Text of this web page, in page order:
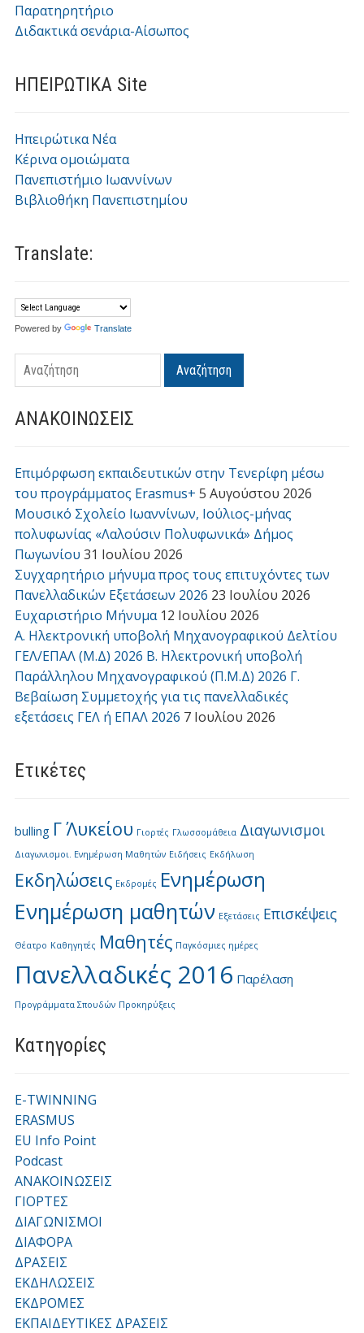
Παρατηρητήριο
Διδακτικά σενάρια-Αίσωπος
ΗΠΕΙΡΩΤΙΚΑ Site
Ηπειρώτικα Νέα
Κέρινα ομοιώματα
Πανεπιστήμιο Ιωαννίνων
Βιβλιοθήκη Πανεπιστημίου
Translate:
Powered by Translate
Αναζήτηση
ΑΝΑΚΟΙΝΩΣΕΙΣ
Επιμόρφωση εκπαιδευτικών στην Τενερίφη μέσω
του προγράμματος Erasmus+ 5 Αυγούστου 2026
Μουσικό Σχολείο Ιωαννίνων, Ιούλιος-μήνας
πολυφωνίας «Λαλούσιν Πολυφωνικά» Δήμος
Πωγωνίου 31 Ιουλίου 2026
Συγχαρητήριο μήνυμα προς τους επιτυχόντες των
Πανελλαδικών Εξετάσεων 2026 23 Ιουλίου 2026
Ευχαριστήριο Μήνυμα 12 Ιουλίου 2026
Α. Ηλεκτρονική υποβολή Μηχανογραφικού Δελτίου
ΓΕΛ/ΕΠΑΛ (Μ.Δ) 2026 Β. Ηλεκτρονική υποβολή
Παράλληλου Μηχανογραφικού (Π.Μ.Δ) 2026 Γ.
Βεβαίωση Συμμετοχής για τις πανελλαδικές
εξετάσεις ΓΕΛ ή ΕΠΑΛ 2026 7 Ιουλίου 2026
Ετικέτες
bulling Γ΄ Λυκείου Γιορτές Γλωσσομάθεια Διαγωνισμοι
Διαγωνισμοι. Ενημέρωση Μαθητών Ειδήσεις Εκδήλωση
Εκδηλώσεις Εκδρομές Ενημέρωση
Ενημέρωση μαθητών Εξετάσεις Επισκέψεις
Θέατρο Καθηγητές Μαθητές Παγκόσμιες ημέρες
Πανελλαδικές 2016 Παρέλαση
Προγράμματα Σπουδών Προκηρύξεις
Kατηγορίες
E-TWINNING
ERASMUS
EU Info Point
Podcast
ΑΝΑΚΟΙΝΩΣΕΙΣ
ΓΙΟΡΤΕΣ
ΔΙΑΓΩΝΙΣΜΟΙ
ΔΙΑΦΟΡΑ
ΔΡΑΣΕΙΣ
ΕΚΔΗΛΩΣΕΙΣ
ΕΚΔΡΟΜΕΣ
ΕΚΠΑΙΔΕΥΤΙΚΕΣ ΔΡΑΣΕΙΣ